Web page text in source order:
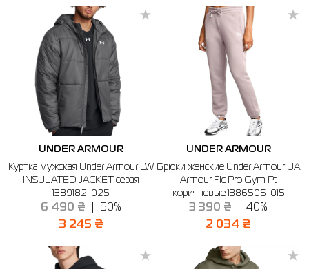
UNDER ARMOUR
Куртка мужская Under Armour LW
INSULATED JACKET серая
1389182-025
6 490 ₴ 50%
3 245 ₴
UNDER ARMOUR
Брюки женские Under Armour UA
Armour Flc Pro Gym Pt
коричневые 1386506-015
3 390 ₴ 40%
2 034 ₴